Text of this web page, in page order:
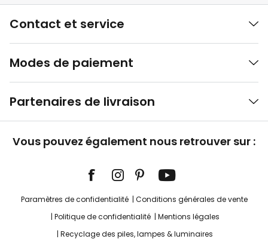
Contact et service
Modes de paiement
Partenaires de livraison
Vous pouvez également nous retrouver sur :
Paramètres de confidentialité
Conditions générales de vente
Politique de confidentialité
Mentions légales
Recyclage des piles, lampes & luminaires